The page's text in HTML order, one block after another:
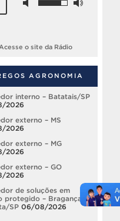
o site da Rádio
AGRONOMIA
interno – Batatais/SP
2026
externo – MS
2026
externo – MG
2026
externo – GO
2026
de soluções em
protegido – Bragança
SP 06/08/2026